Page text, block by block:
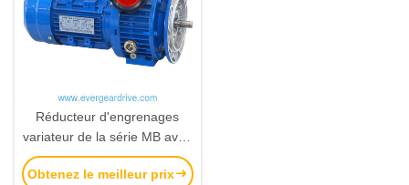
Réducteur d'engrenages
variateur de la série MB avec
une large plage de vitesses,
une régulation de haute
Obtenez le meilleur prix